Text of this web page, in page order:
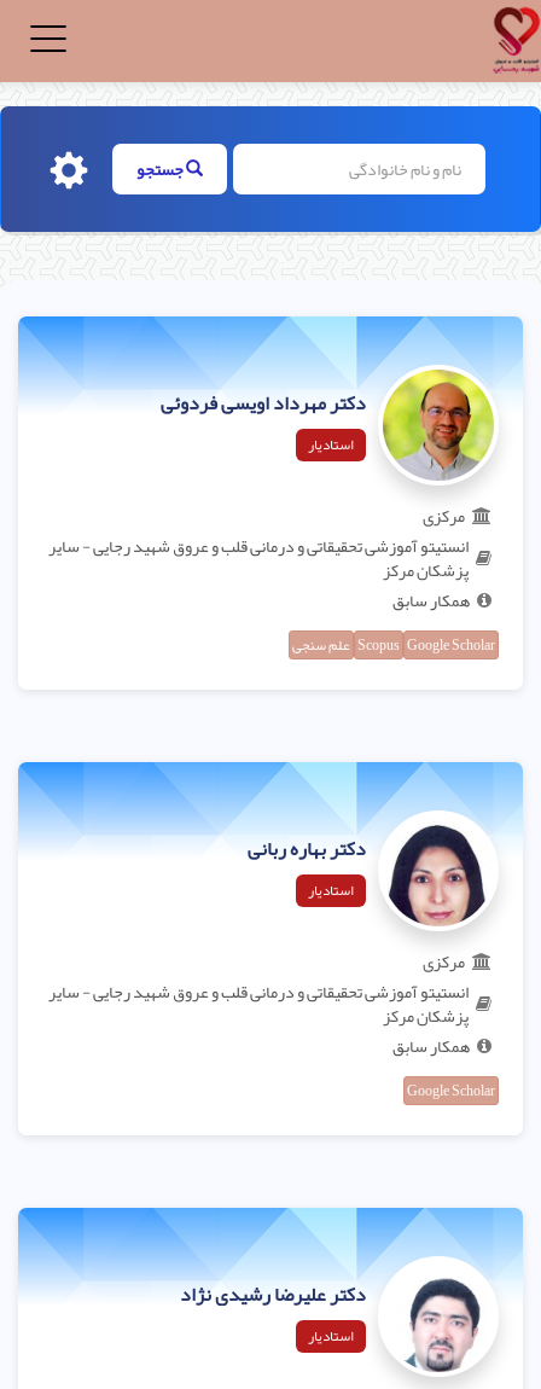
جستجو
دکتر مهرداد اویسی فردوئی
استادیار
مرکزی
انستیتو آموزشی تحقیقاتی و درمانی قلب و عروق شهید رجایی - سایر
پزشکان مرکز
همکار سابق
Google Scholar
Scopus علم سنجی
دکتر بهاره ربانی
استادیار
مرکزی
انستیتو آموزشی تحقیقاتی و درمانی قلب و عروق شهید رجایی - سایر
پزشکان مرکز
همکار سابق
Google Scholar
دکتر علیرضا رشیدی نژاد
استادیار